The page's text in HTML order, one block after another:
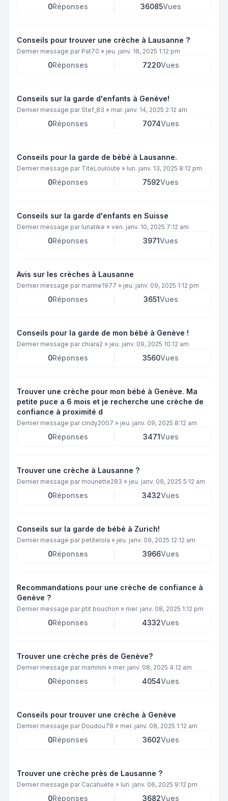
0Réponses 36085Vues
Conseils pour trouver une crèche à Lausanne ?
Dernier message par Pat70 » jeu. janv. 16, 2025 1:12 pm
0Réponses 7220Vues
Conseils sur la garde d'enfants à Genève!
Dernier message par Stef_83 » mar. janv. 14, 2025 2:12 am
0Réponses 7074Vues
Conseils pour la garde de bébé à Lausanne.
Dernier message par TiteLouloute » lun. janv. 13, 2025 8:12 pm
0Réponses 7592Vues
Conseils sur la garde d'enfants en Suisse
Dernier message par lunatike » ven. janv. 10, 2025 7:12 am
0Réponses 3971Vues
Avis sur les crèches à Lausanne
Dernier message par marine1977 » jeu. janv. 09, 2025 1:12 pm
0Réponses 3651Vues
Conseils pour la garde de mon bébé à Genève !
Dernier message par chiara2 » jeu. janv. 09, 2025 10:12 am
0Réponses 3560Vues
Trouver une crèche pour mon bébé à Genève. Ma
petite puce a 6 mois et je recherche une crèche de
confiance à proximité d
Dernier message par cindy2007 » jeu. janv. 09, 2025 8:12 am
0Réponses 3471Vues
Trouver une crèche à Lausanne ?
Dernier message par mounette283 » jeu. janv. 09, 2025 5:12 am
0Réponses 3432Vues
Conseils sur la garde de bébé à Zurich!
Dernier message par petitelola » jeu. janv. 09, 2025 12:12 am
0Réponses 3966Vues
Recommandations pour une crèche de confiance à
Genève ?
Dernier message par ptit bouchon » mer. janv. 08, 2025 1:12 pm
0Réponses 4332Vues
Trouver une crèche près de Genève?
Dernier message par mamnini » mer. janv. 08, 2025 4:12 am
0Réponses 4054Vues
Conseils pour trouver une crèche à Genève
Dernier message par Doudou78 » mer. janv. 08, 2025 1:12 am
0Réponses 3602Vues
Trouver une crèche près de Lausanne ?
Dernier message par Cacahuète » lun. janv. 06, 2025 9:12 pm
0Réponses 3682Vues